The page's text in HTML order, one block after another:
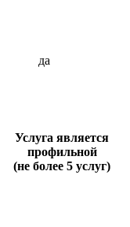
да
Услуга является
профильной
(не более 5 услуг)